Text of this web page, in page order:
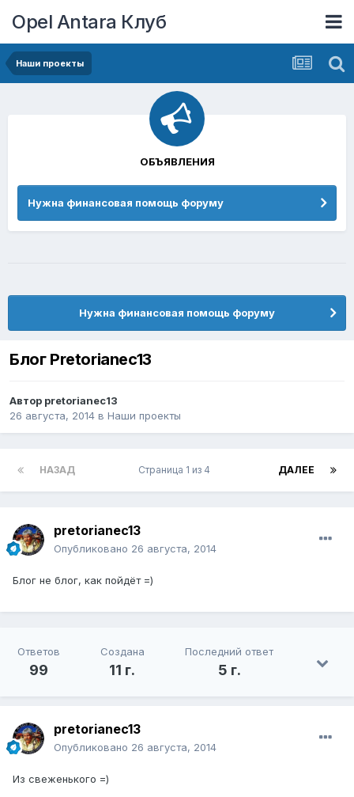
Opel Antara Клуб
Наши проекты
Нужна финансовая помощь форуму
Блог Pretorianec13
Автор pretorianec13
26 августа, 2014 в Наши проекты
НАЗАД ДАЛЕЕ
Страница 1 из 4
pretorianec13
Опубликовано 26 августа, 2014
Блог не блог, как пойдёт =)
Ответов
99
Создана
11 г.
Последний ответ
5 г.
pretorianec13
Опубликовано 26 августа, 2014
Из свеженького =)
ОБЪЯВЛЕНИЯ
Нужна финансовая помощь форуму